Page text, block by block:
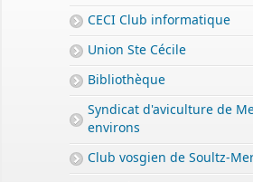
CECI Club informatique
Union Ste Cécile
Bibliothèque
Syndicat d'aviculture de
environs
Club vosgien de Soultz-
PERMIS DE CONSTRUIRE-
dorénavant en
Depuis le 3 janvier 2022, vous pouvez
voie électronique (SVE)pour
d’autorisation